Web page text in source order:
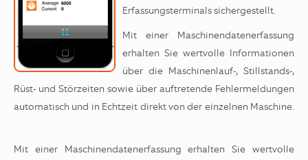
Erfassungsterminals sichergestellt.
Mit einer Maschinendatenerfassung
erhalten Sie wertvolle Informationen
über die Maschinenlauf-, Stillstands-,
Rüst- und Störzeiten sowie über auftretende Fehlermeldungen
automatisch und in Echtzeit direkt von der einzelnen Maschine.
Mit einer Maschinendatenerfassung erhalten Sie wertvolle